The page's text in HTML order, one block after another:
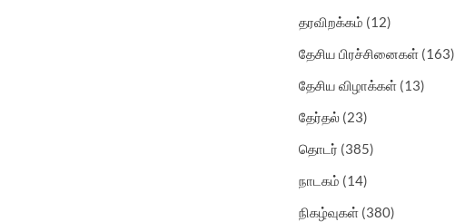
தரவிறக்கம் (12)
தேசிய பிரச்சினைகள் (163)
தேசிய விழாக்கள் (13)
தேர்தல் (23)
தொடர் (385)
நாடகம் (14)
நிகழ்வுகள் (380)